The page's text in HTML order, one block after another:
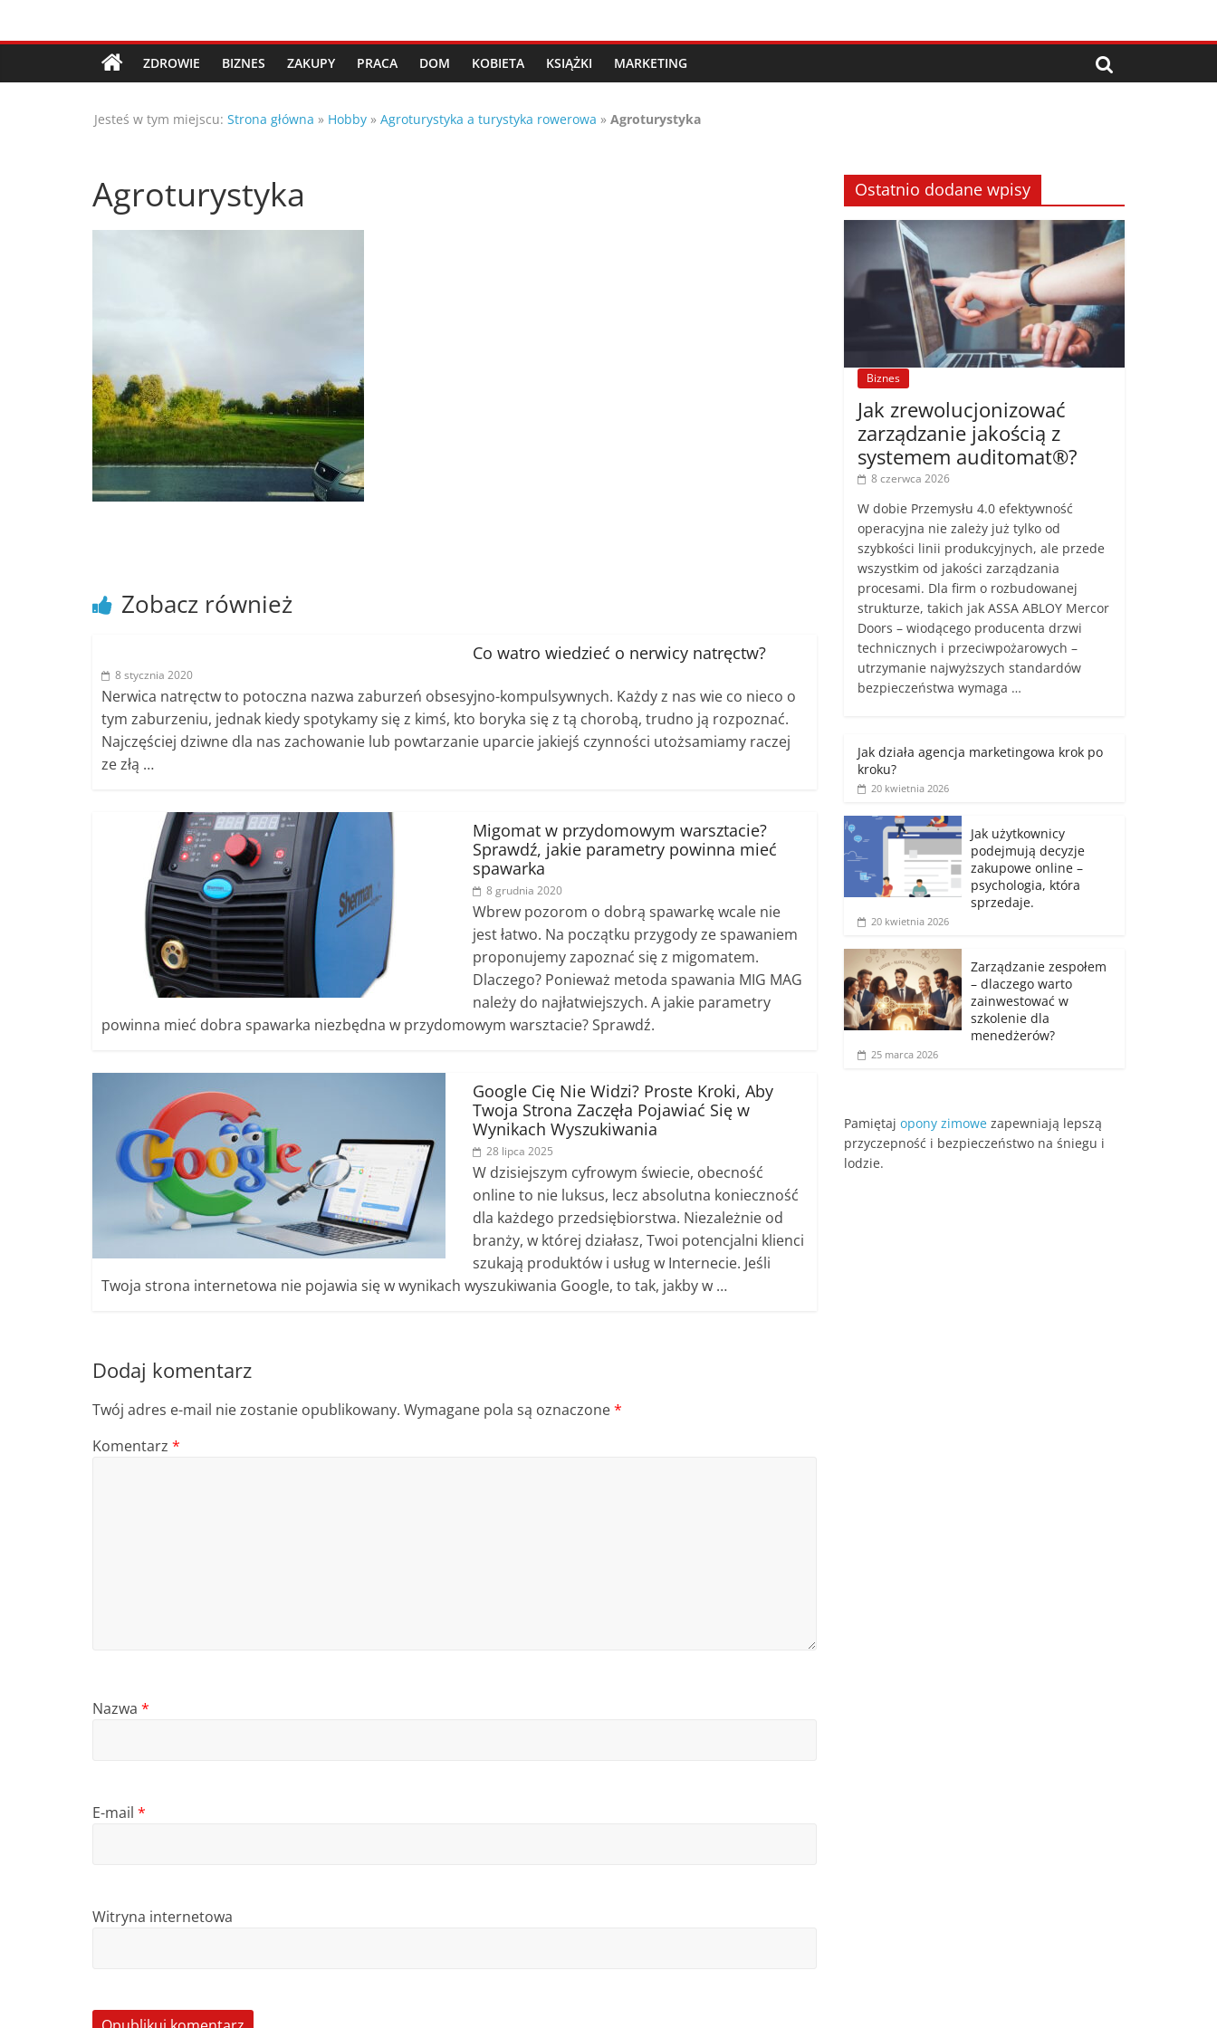
Porady,
wskazówki
oraz
ciekawe
rady
poznaj
te
poradniki.
–
–
każdy
temat
ZDROWIE BIZNES ZAKUPY PRACA DOM KOBIETA KSIĄŻKI MARKETING
Jesteś w tym miejscu: Strona główna » Hobby » Agroturystyka a turystyka rowerowa » Agroturystyka
Agroturystyka
Zobacz również
Co watro wiedzieć o nerwicy natręctw?
8 stycznia 2020
Nerwica natręctw to potoczna nazwa zaburzeń obsesyjno-kompulsywnych. Każdy z nas wie co nieco o
tym zaburzeniu, jednak kiedy spotykamy się z kimś, kto boryka się z tą chorobą, trudno ją rozpoznać.
Najczęściej dziwne dla nas zachowanie lub powtarzanie uparcie jakiejś czynności utożsamiamy raczej
ze złą …
Migomat w przydomowym warsztacie?
Sprawdź, jakie parametry powinna mieć
spawarka
8 grudnia 2020
Wbrew pozorom o dobrą spawarkę wcale nie
jest łatwo. Na początku przygody ze spawaniem
proponujemy zapoznać się z migomatem.
Dlaczego? Ponieważ metoda spawania MIG MAG
należy do najłatwiejszych. A jakie parametry
powinna mieć dobra spawarka niezbędna w przydomowym warsztacie? Sprawdź.
Google Cię Nie Widzi? Proste Kroki, Aby
Twoja Strona Zaczęła Pojawiać Się w
Wynikach Wyszukiwania
28 lipca 2025
W dzisiejszym cyfrowym świecie, obecność
online to nie luksus, lecz absolutna konieczność
dla każdego przedsiębiorstwa. Niezależnie od
branży, w której działasz, Twoi potencjalni klienci
szukają produktów i usług w Internecie. Jeśli
Twoja strona internetowa nie pojawia się w wynikach wyszukiwania Google, to tak, jakby w …
Dodaj komentarz
Twój adres e-mail nie zostanie opublikowany. Wymagane pola są oznaczone*
Komentarz *
Nazwa *
E-mail *
Witryna internetowa
Ostatnio dodane wpisy
Biznes
Jak zrewolucjonizować
zarządzanie jakością z
systemem auditomat®?
8 czerwca 2026
W dobie Przemysłu 4.0 efektywność
operacyjna nie zależy już tylko od
szybkości linii produkcyjnych, ale przede
wszystkim od jakości zarządzania
procesami. Dla firm o rozbudowanej
strukturze, takich jak ASSA ABLOY Mercor
Doors – wiodącego producenta drzwi
technicznych i przeciwpożarowych –
utrzymanie najwyższych standardów
bezpieczeństwa wymaga …
Jak działa agencja marketingowa krok po
kroku?
20 kwietnia 2026
Jak użytkownicy
podejmują decyzje
zakupowe online –
psychologia, która
sprzedaje.
20 kwietnia 2026
Zarządzanie zespołem
– dlaczego warto
zainwestować w
szkolenie dla
menedżerów?
25 marca 2026
Pamiętaj opony zimowe zapewniają lepszą
przyczepność i bezpieczeństwo na śniegu i
lodzie.